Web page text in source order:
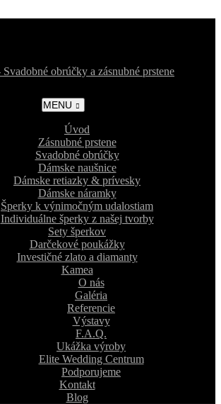
MENU
Úvod
Zásnubné prstene
Svadobné obrúčky
Dámske naušnice
Dámske retiazky & prívesky
Dámske náramky
Šperky k výnimočným udalostiam
Individuálne šperky z našej tvorby
Sety šperkov
Darčekové poukážky
Investičné zlato a diamanty
Kamea
O nás
Galéria
Referencie
Výstavy
F.A.Q.
Ukážka výroby
Elite Wedding Centrum
Podporujeme
Kontakt
Blog